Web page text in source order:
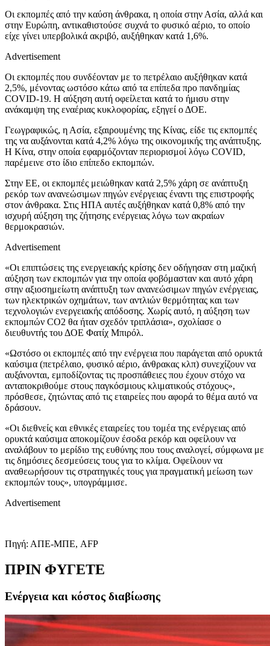
Οι εκπομπές από την καύση άνθρακα, η οποία στην Ασία, αλλά και
στην Ευρώπη, αντικαθιστούσε συχνά το φυσικό αέριο, το οποίο
είχε γίνει υπερβολικά ακριβό, αυξήθηκαν κατά 1,6%.
Advertisement
Οι εκπομπές που συνδέονταν με το πετρέλαιο αυξήθηκαν κατά
2,5%, μένοντας ωστόσο κάτω από τα επίπεδα προ πανδημίας
COVID-19. Η αύξηση αυτή οφείλεται κατά το ήμισυ στην
ανάκαμψη της εναέριας κυκλοφορίας, εξηγεί ο ΔΟΕ.
Γεωγραφικώς, η Ασία, εξαιρουμένης της Κίνας, είδε τις εκπομπές
της να αυξάνονται κατά 4,2% λόγω της οικονομικής της ανάπτυξης.
Η Κίνα, στην οποία εφαρμόζονταν περιορισμοί λόγω COVID,
παρέμεινε στο ίδιο επίπεδο εκπομπών.
Στην ΕΕ, οι εκπομπές μειώθηκαν κατά 2,5% χάρη σε ανάπτυξη
ρεκόρ των ανανεώσιμων πηγών ενέργειας έναντι της επιστροφής
στον άνθρακα. Στις ΗΠΑ αυτές αυξήθηκαν κατά 0,8% από την
ισχυρή αύξηση της ζήτησης ενέργειας λόγω των ακραίων
θερμοκρασιών.
Advertisement
«Οι επιπτώσεις της ενεργειακής κρίσης δεν οδήγησαν στη μαζική
αύξηση των εκπομπών για την οποία φοβόμασταν και αυτό χάρη
στην αξιοσημείωτη ανάπτυξη των ανανεώσιμων πηγών ενέργειας,
των ηλεκτρικών οχημάτων, των αντλιών θερμότητας και των
τεχνολογιών ενεργειακής απόδοσης. Χωρίς αυτό, η αύξηση των
εκπομπών CO2 θα ήταν σχεδόν τριπλάσια», σχολίασε ο
διευθυντής του ΔΟΕ Φατίχ Μπιρόλ.
«Ωστόσο οι εκπομπές από την ενέργεια που παράγεται από ορυκτά
καύσιμα (πετρέλαιο, φυσικό αέριο, άνθρακας κλπ) συνεχίζουν να
αυξάνονται, εμποδίζοντας τις προσπάθειες που έχουν στόχο να
ανταποκριθούμε στους παγκόσμιους κλιματικούς στόχους»,
πρόσθεσε, ζητώντας από τις εταιρείες που αφορά το θέμα αυτό να
δράσουν.
«Οι διεθνείς και εθνικές εταιρείες του τομέα της ενέργειας από
ορυκτά καύσιμα αποκομίζουν έσοδα ρεκόρ και οφείλουν να
αναλάβουν το μερίδιο της ευθύνης που τους αναλογεί, σύμφωνα με
τις δημόσιες δεσμεύσεις τους για το κλίμα. Οφείλουν να
αναθεωρήσουν τις στρατηγικές τους για πραγματική μείωση των
εκπομπών τους», υπογράμμισε.
Advertisement
Πηγή: ΑΠΕ-ΜΠΕ, AFP
ΠΡΙΝ ΦΥΓΕΤΕ
Ενέργεια και κόστος διαβίωσης